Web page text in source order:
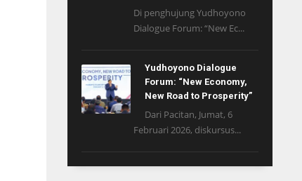
Di penghujung Yudhoyono
Dialogue Forum: “New Ec...
Yudhoyono Dialogue
Forum: “New Economy,
New Road to Prosperity”
Dari Pacitan, Jumat, 6
Februari 2026, diskursus...